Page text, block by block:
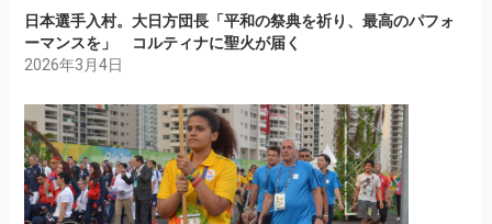
日本選手入村。大日方団長「平和の祭典を祈り、最高のパフォ
ーマンスを」 コルティナに聖火が届く
2026年3月4日